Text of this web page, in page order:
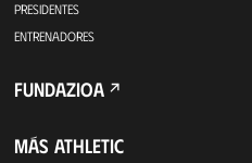
PRESIDENTES
ENTRENADORES
FUNDAZIOA
MÁS ATHLETIC